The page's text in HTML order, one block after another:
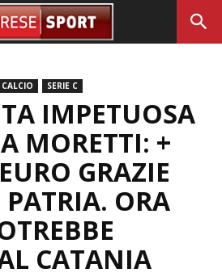
CALCIO SERIE C
IMPETUOSA
MORETTI: +
GRAZIE
ORA
CATANIA